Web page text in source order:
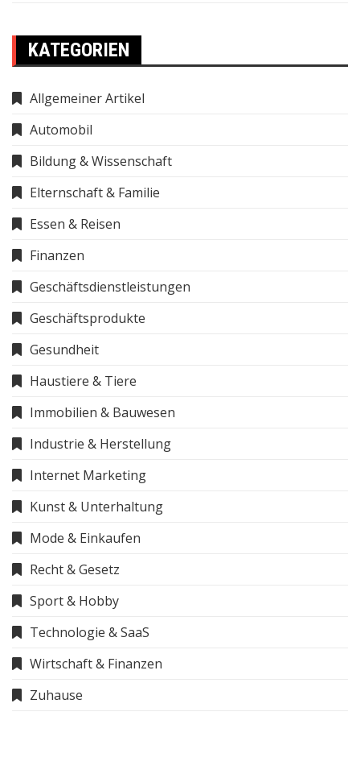
KATEGORIEN
Allgemeiner Artikel
Automobil
Bildung & Wissenschaft
Elternschaft & Familie
Essen & Reisen
Finanzen
Geschäftsdienstleistungen
Geschäftsprodukte
Gesundheit
Haustiere & Tiere
Immobilien & Bauwesen
Industrie & Herstellung
Internet Marketing
Kunst & Unterhaltung
Mode & Einkaufen
Recht & Gesetz
Sport & Hobby
Technologie & SaaS
Wirtschaft & Finanzen
Zuhause